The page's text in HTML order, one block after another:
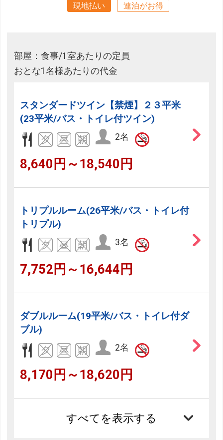
現地払い 連泊がお得
部屋：食事/1室あたりの定員
おとな1名様あたりの代金
スタンダードツイン【禁煙】２３平米
(23平米/バス・トイレ付ツイン)
2名
8,640円～18,540円
トリプルルーム(26平米/バス・トイレ付
トリプル)
3名
7,752円～16,644円
ダブルルーム(19平米/バス・トイレ付ダ
ブル)
2名
8,170円～18,620円
すべてを表示する